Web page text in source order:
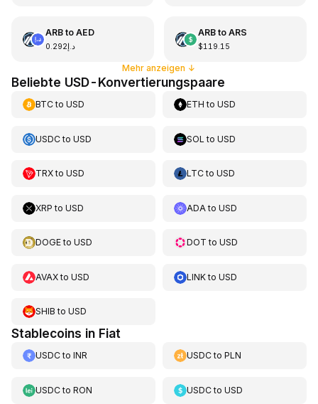
ARBto AED
د.إ0.292
ARBto ARS
$119.15
Mehr anzeigen ↓
Beliebte USD-Konvertierungspaare
BTCto USD ETH toUSD
USDCto USD SOL toUSD
TRXto USD LTCtoUSD
XRP to USD ADA toUSD
DOGEto USD DOT toUSD
AVAXto USD LINKtoUSD
SHIB to USD
Stablecoins in Fiat
USDCto INR USDCtoPLN
USDCto RON USDCtoUSD